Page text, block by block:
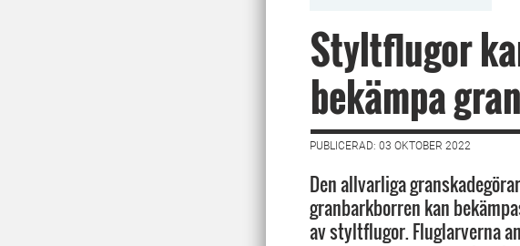
Styltflugor
bekämpa
PUBLICERAD: 03 OKTOBER 2022
Den allvarliga
granbarkborren kan
av styltflugor. Fluglarverna